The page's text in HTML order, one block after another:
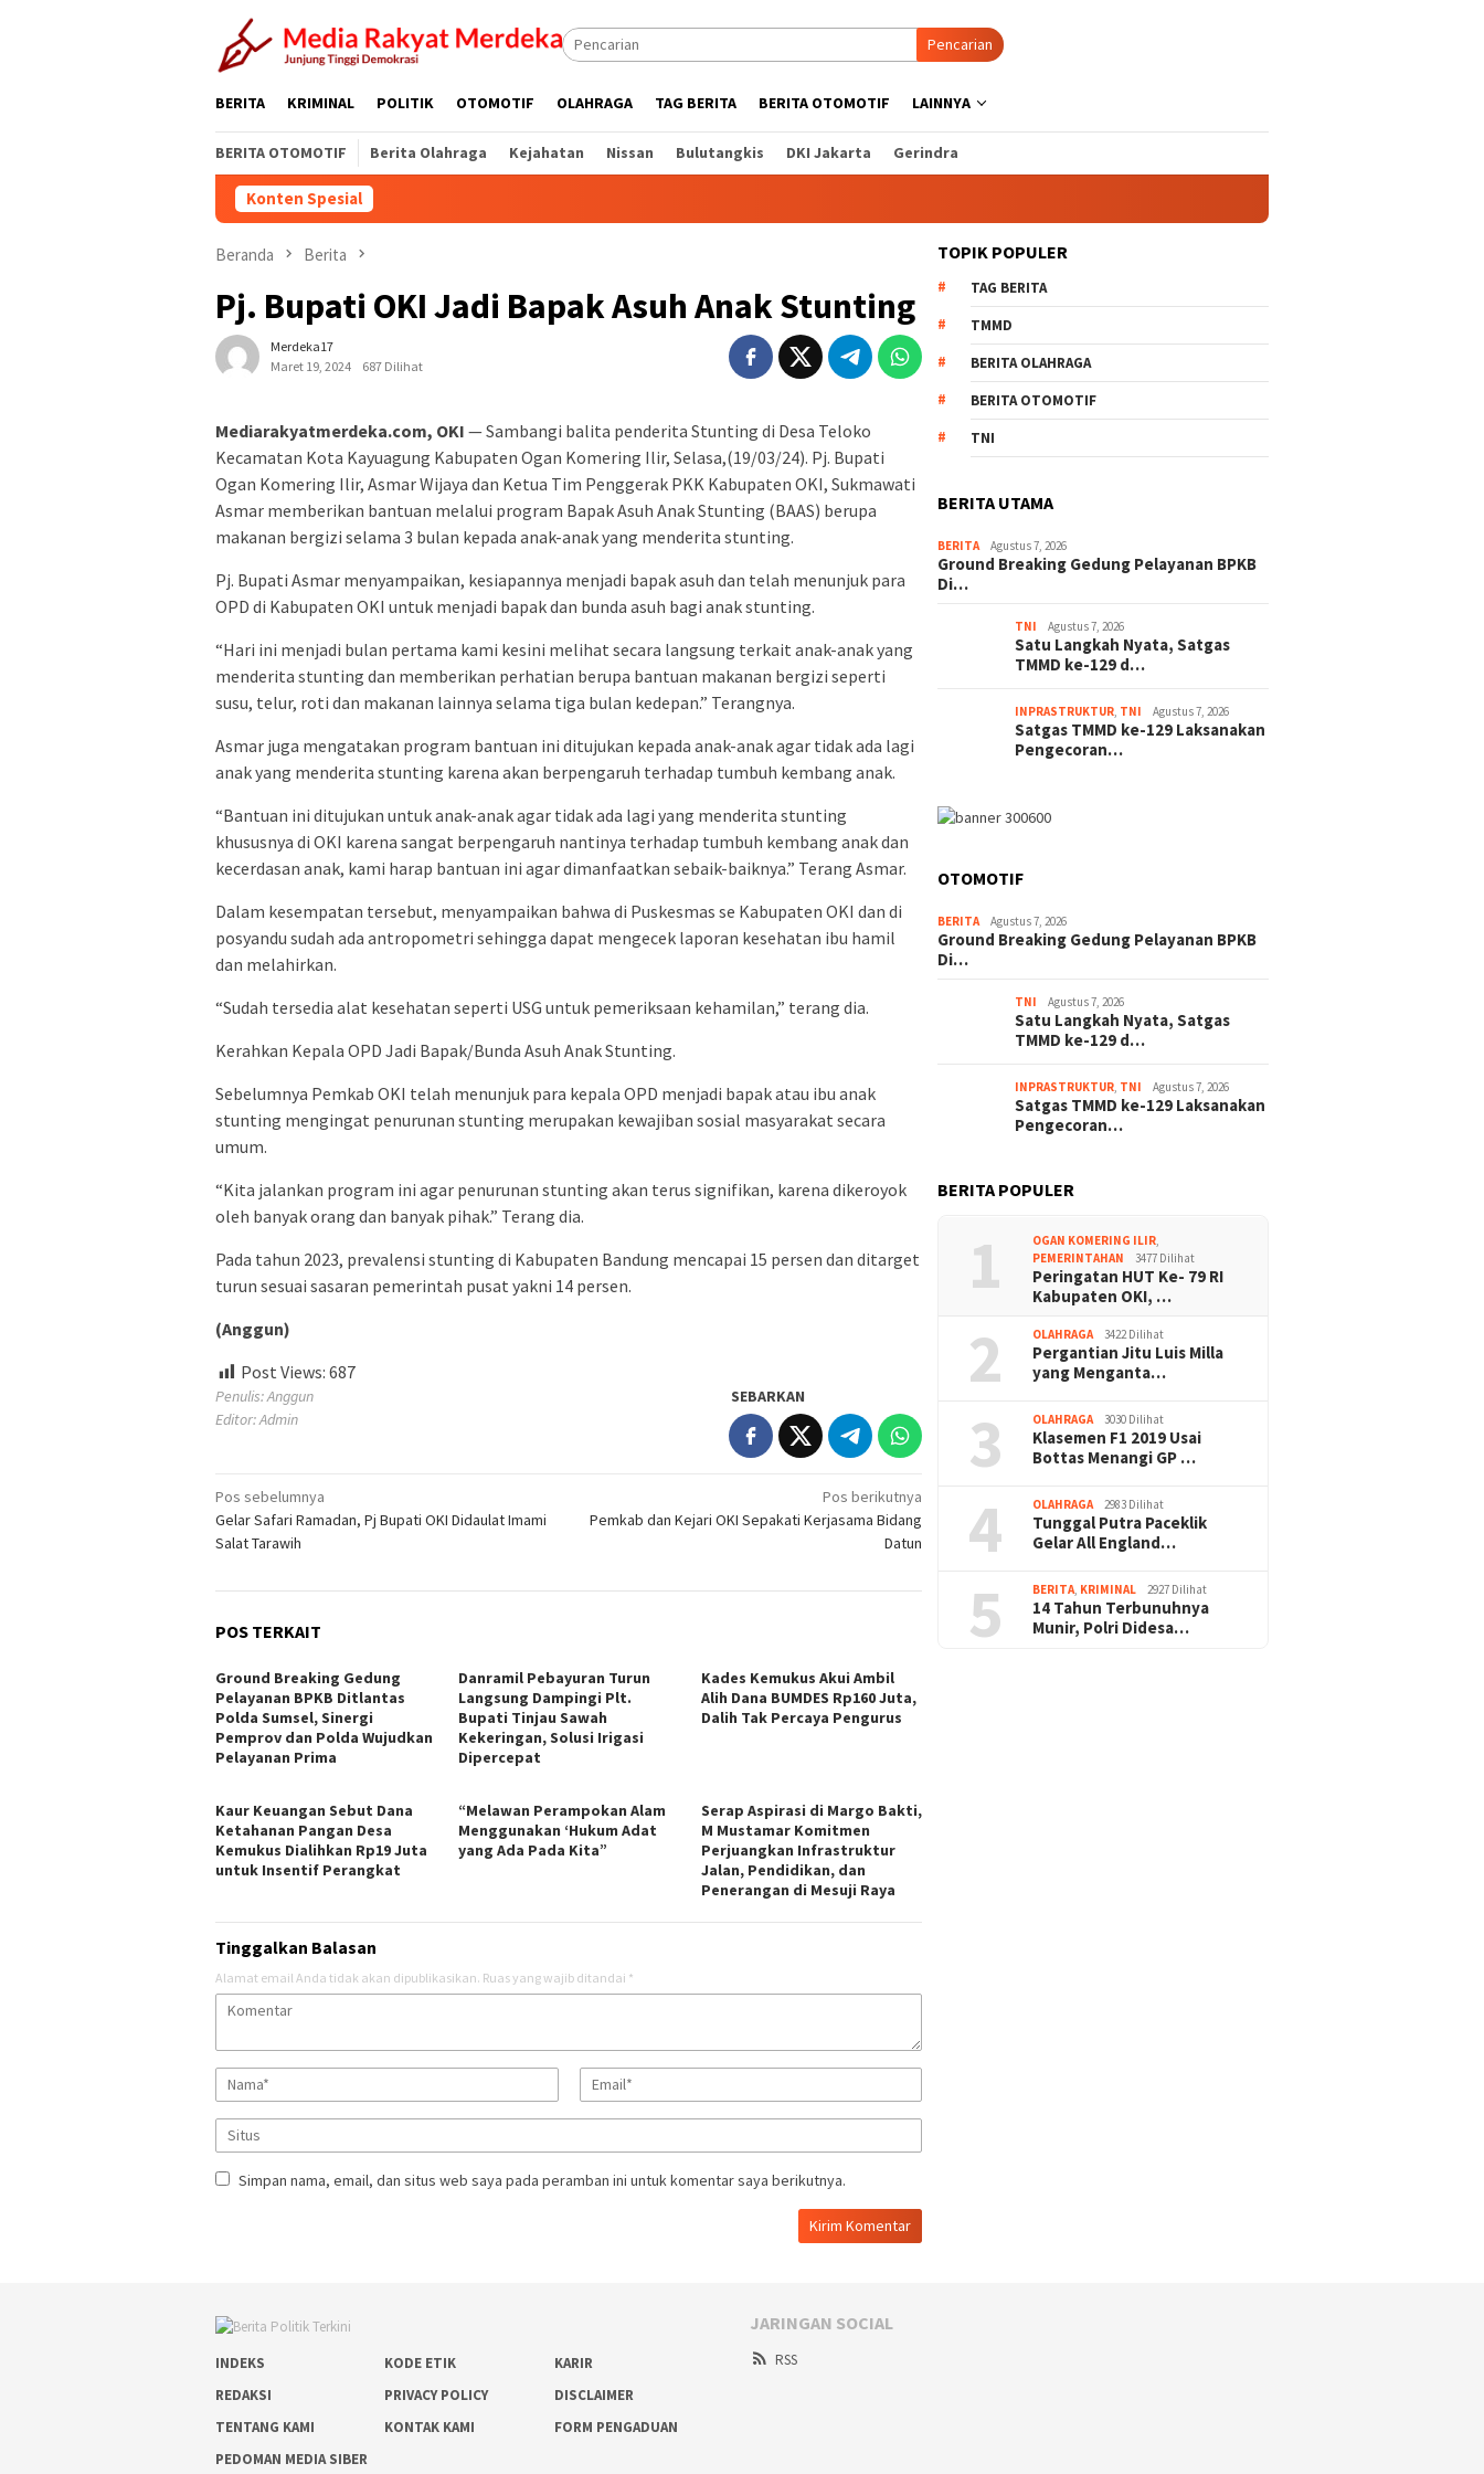
Pencarian
BERITA KRIMINAL POLITIK OTOMOTIF OLAHRAGA TAG BERITA BERITA OTOMOTIF LAINNYA
BERITA OTOMOTIF Berita Olahraga Kejahatan Nissan Bulutangkis DKI Jakarta Gerindra
Konten Spesial
Beranda Berita
Pj. Bupati OKI Jadi Bapak Asuh Anak Stunting
Merdeka17
Maret 19, 2024
687 Dilihat
Mediarakyatmerdeka.com, OKI — Sambangi balita penderita Stunting di Desa Teloko
Kecamatan Kota Kayuagung Kabupaten Ogan Komering Ilir, Selasa,(19/03/24). Pj. Bupati
Ogan Komering Ilir, Asmar Wijaya dan Ketua Tim Penggerak PKK Kabupaten OKI, Sukmawati
Asmar memberikan bantuan melalui program Bapak Asuh Anak Stunting (BAAS) berupa
makanan bergizi selama 3 bulan kepada anak-anak yang menderita stunting.
Pj. Bupati Asmar menyampaikan, kesiapannya menjadi bapak asuh dan telah menunjuk para
OPD di Kabupaten OKI untuk menjadi bapak dan bunda asuh bagi anak stunting.
“Hari ini menjadi bulan pertama kami kesini melihat secara langsung terkait anak-anak yang
menderita stunting dan memberikan perhatian berupa bantuan makanan bergizi seperti
susu, telur, roti dan makanan lainnya selama tiga bulan kedepan.” Terangnya.
Asmar juga mengatakan program bantuan ini ditujukan kepada anak-anak agar tidak ada lagi
anak yang menderita stunting karena akan berpengaruh terhadap tumbuh kembang anak.
“Bantuan ini ditujukan untuk anak-anak agar tidak ada lagi yang menderita stunting
khususnya di OKI karena sangat berpengaruh nantinya terhadap tumbuh kembang anak dan
kecerdasan anak, kami harap bantuan ini agar dimanfaatkan sebaik-baiknya.” Terang Asmar.
Dalam kesempatan tersebut, menyampaikan bahwa di Puskesmas se Kabupaten OKI dan di
posyandu sudah ada antropometri sehingga dapat mengecek laporan kesehatan ibu hamil
dan melahirkan.
“Sudah tersedia alat kesehatan seperti USG untuk pemeriksaan kehamilan,” terang dia.
Kerahkan Kepala OPD Jadi Bapak/Bunda Asuh Anak Stunting.
Sebelumnya Pemkab OKI telah menunjuk para kepala OPD menjadi bapak atau ibu anak
stunting mengingat penurunan stunting merupakan kewajiban sosial masyarakat secara
umum.
“Kita jalankan program ini agar penurunan stunting akan terus signifikan, karena dikeroyok
oleh banyak orang dan banyak pihak.” Terang dia.
Pada tahun 2023, prevalensi stunting di Kabupaten Bandung mencapai 15 persen dan ditarget
turun sesuai sasaran pemerintah pusat yakni 14 persen.
(Anggun)
Post Views: 687
Penulis: Anggun
Editor: Admin
SEBARKAN
Navigasi
pos
Pos sebelumnya
Gelar Safari Ramadan, Pj Bupati OKI Didaulat Imami
Salat Tarawih
Pos berikutnya
Pemkab dan Kejari OKI Sepakati Kerjasama Bidang
Datun
POS TERKAIT
Ground Breaking Gedung
Pelayanan BPKB Ditlantas
Polda Sumsel, Sinergi
Pemprov dan Polda Wujudkan
Pelayanan Prima
Danramil Pebayuran Turun
Langsung Dampingi Plt.
Bupati Tinjau Sawah
Kekeringan, Solusi Irigasi
Dipercepat
Kades Kemukus Akui Ambil
Alih Dana BUMDES Rp160 Juta,
Dalih Tak Percaya Pengurus
Kaur Keuangan Sebut Dana
Ketahanan Pangan Desa
Kemukus Dialihkan Rp19 Juta
untuk Insentif Perangkat
“Melawan Perampokan Alam
Menggunakan ‘Hukum Adat
yang Ada Pada Kita”
Serap Aspirasi di Margo Bakti,
M Mustamar Komitmen
Perjuangkan Infrastruktur
Jalan, Pendidikan, dan
Penerangan di Mesuji Raya
Tinggalkan Balasan
Alamat email Anda tidak akan dipublikasikan. Ruas yang wajib ditandai *
Simpan nama, email, dan situs web saya pada peramban ini untuk komentar saya berikutnya.
TOPIK POPULER
TAG BERITA
TMMD
BERITA OLAHRAGA
BERITA OTOMOTIF
TNI
BERITA UTAMA
BERITA Agustus 7, 2026
Ground Breaking Gedung Pelayanan BPKB
Di…
TNI Agustus 7, 2026
Satu Langkah Nyata, Satgas
TMMD ke-129 d…
INPRASTRUKTUR, TNI Agustus 7, 2026
Satgas TMMD ke-129 Laksanakan
Pengecoran…
OTOMOTIF
BERITA Agustus 7, 2026
Ground Breaking Gedung Pelayanan BPKB
Di…
TNI Agustus 7, 2026
Satu Langkah Nyata, Satgas
TMMD ke-129 d…
INPRASTRUKTUR, TNI Agustus 7, 2026
Satgas TMMD ke-129 Laksanakan
Pengecoran…
BERITA POPULER
1 OGAN KOMERING ILIR,
PEMERINTAHAN
3477 Dilihat
Peringatan HUT Ke- 79 RI
Kabupaten OKI, …
2 OLAHRAGA 3422 Dilihat
Pergantian Jitu Luis Milla
yang Menganta…
3 OLAHRAGA 3030 Dilihat
Klasemen F1 2019 Usai
Bottas Menangi GP …
4 OLAHRAGA 2983 Dilihat
Tunggal Putra Paceklik
Gelar All England…
5 BERITA, KRIMINAL 2927 Dilihat
14 Tahun Terbunuhnya
Munir, Polri Didesa…
INDEKS KODE ETIK
KARIR
REDAKSI
PRIVACY POLICY
DISCLAIMER
TENTANG KAMI
KONTAK KAMI
FORM PENGADUAN
PEDOMAN MEDIA SIBER
JARINGAN SOCIAL
RSS